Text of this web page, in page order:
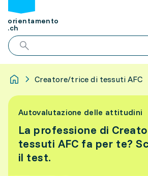
orientamento
.ch
Creatore/trice di tessuti AFC
Autovalutazione delle attitudini
La professione di
tessuti AFC fa per te?
il test.